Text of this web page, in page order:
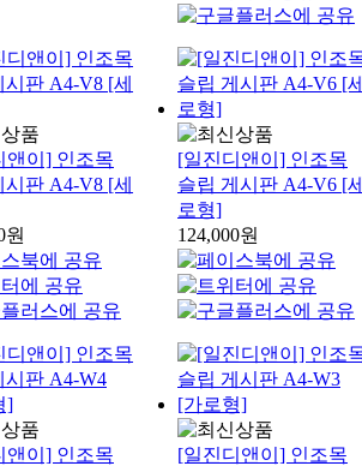
앤이] 인조목
시판 A4-V8 [세
원
[일진디앤이] 인조목
슬립 게시판 A4-V6 [세
로형]
124,000원
앤이] 인조목
[일진디앤이] 인조목